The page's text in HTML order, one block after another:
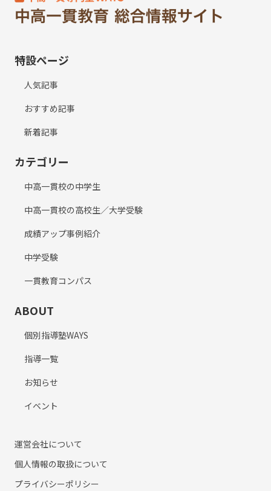
特設ページ
人気記事
おすすめ記事
新着記事
カテゴリー
中高一貫校の中学生
中高一貫校の高校生／大学受験
成績アップ事例紹介
中学受験
一貫教育コンパス
ABOUT
個別指導塾WAYS
指導一覧
お知らせ
イベント
運営会社について
個人情報の取扱について
プライバシーポリシー